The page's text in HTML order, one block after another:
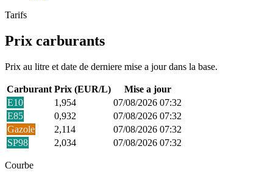
Tarifs
Prix carburants
Prix au litre et date de derniere mise a jour dans la base.
Carburant Prix (EUR/L)
Mise a jour
E10
1,954
07/08/2026 07:32
E85
0,932
07/08/2026 07:32
Gazole
2,114
07/08/2026 07:32
SP98
2,034 07/08/2026 07:32
Courbe